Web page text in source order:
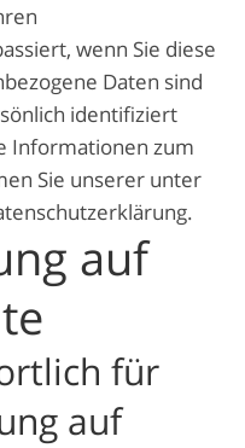
wenn Sie diese
Daten sind
identifiziert
Informationen zum
Sie unserer unter
auf
für
auf